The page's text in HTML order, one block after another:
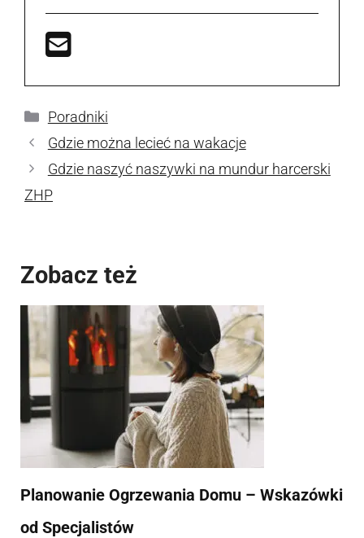
Kategorie
Poradniki
Gdzie można lecieć na wakacje
Gdzie naszyć naszywki na mundur harcerski
ZHP
Zobacz też
Planowanie Ogrzewania Domu – Wskazówki
od Specjalistów